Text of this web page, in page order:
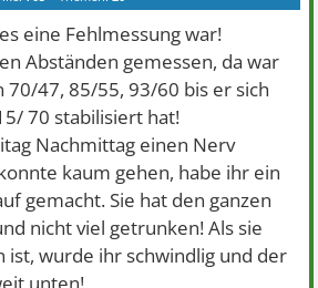
eine Fehlmessung war!
Abständen gemessen, da war
70/47, 85/55, 93/60 bis er sich
70 stabilisiert hat!
Nachmittag einen Nerv
kaum gehen, habe ihr ein
gemacht. Sie hat den ganzen
nicht viel getrunken! Als sie
ist, wurde ihr schwindlig und der